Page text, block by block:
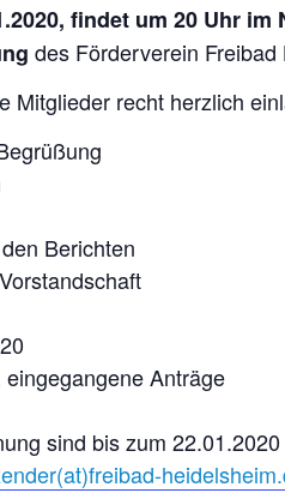
findet um 20 Uhr
des Förderverein
Mitglieder recht herzlich
Berichten
Anträge
sind bis zum